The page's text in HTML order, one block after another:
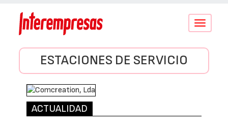
Conmutar
ESTACIONES DE SERVICIO
ACTUALIDAD